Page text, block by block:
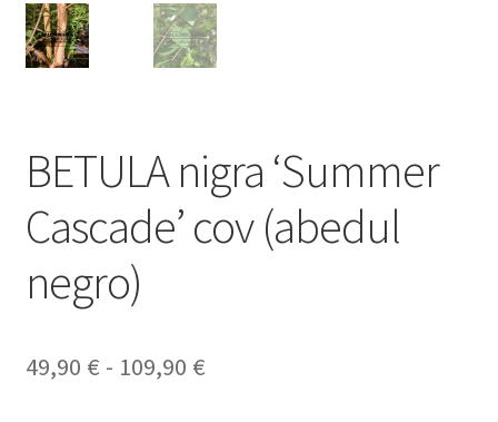
BETULA nigra ‘Summer
Cascade’ cov (abedul
negro)
49,90 € - 109,90 €Rango